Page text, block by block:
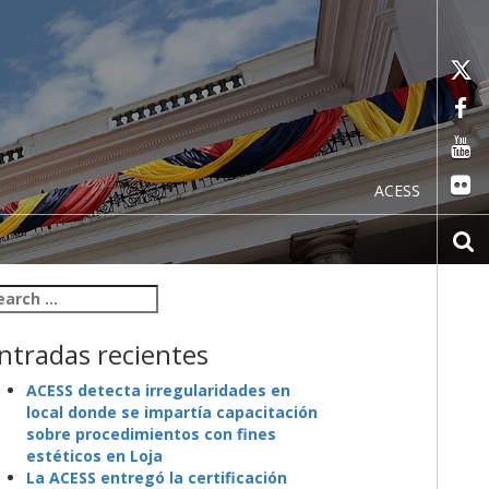
ACESS
for:
recientes
ACESS detecta irregularidades en
local donde se impartía capacitación
sobre procedimientos con fines
estéticos en Loja
La ACESS entregó la certificación